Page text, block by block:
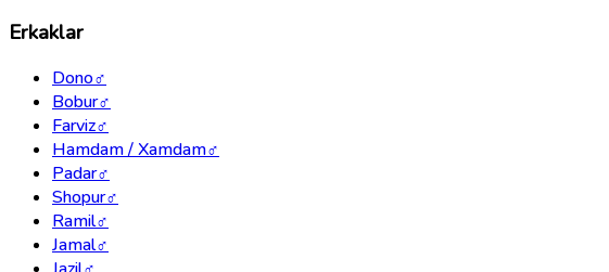
Erkaklar
Dono♂
Bobur♂
Farviz♂
Hamdam / Xamdam♂
Padar♂
Shopur♂
Ramil♂
Jamal♂